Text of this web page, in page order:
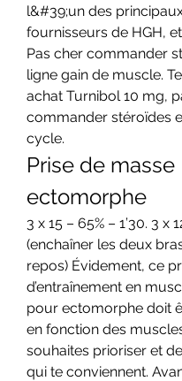
l&#39;un des
fournisseurs de HGH,
Pas cher commander
ligne gain de muscle.
achat Turnibol 10 mg,
commander stéroïdes
cycle.
Prise de masse
ectomorphe
3 x 15 – 65% – 1’30. 3 x
(enchaîner les deux
repos) Évidement, ce
d’entraînement en
pour ectomorphe doit
en fonction des
souhaites prioriser et
qui te conviennent.